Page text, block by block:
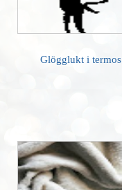
Glögglukt i termos